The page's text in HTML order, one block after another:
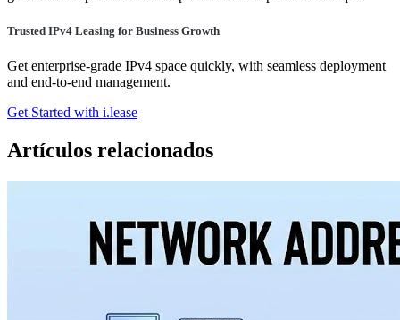
Trusted IPv4 Leasing for Business Growth
Get enterprise-grade IPv4 space quickly, with seamless deployment
and end-to-end management.
Get Started with i.lease
Artículos relacionados